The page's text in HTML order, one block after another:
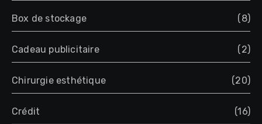
Box de stockage (8)
Cadeau publicitaire (2)
Chirurgie esthétique (20)
Crédit (16)